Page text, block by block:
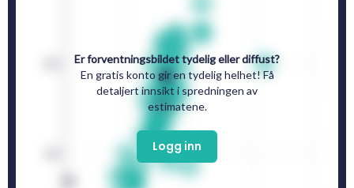
Er forventningsbildet tydelig eller diffust?
En gratis konto gir en tydelig helhet! Få
detaljert innsikt i spredningen av
estimatene.
Logg inn